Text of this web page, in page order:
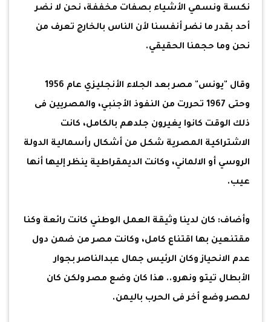
نكسة ونسمي الأشياء بصفات مخففة، نحن لا نضر
أحد بقدر ما نضر أنفسنا لأن الناس بالخارج تعرف من
نحن وما حجمنا الحقيقي.
وقال "يونس" مصر بعد الجلاء الأنجليزي عام 1956
وحتى 1967 تحررت من النفوذ الأجنبي، والمصريين فى
ذلك الوقت كانوا يغيرون جلدهم بالكامل، كانت
الاشتراكية المصرية شكل من أشكال رأسمالية الدولة
الروسي أو الالماني، وكانت الديمقراطية ينظر إليها أنها
عيب.
وأضاف: كان لدينا وثيقة العمل الوطني كانت رائعة وكنا
مقتنعين بها اقتناع كامل، وكانت مصر من ضمن دول
عدم الانحياز وكان الرئيس جمال عبدالناصر بجوار
الأبطال تيتو ونهرو.. هذا كان وضع مصر ولكن كان
لمصر وضع أخر فى الحرب باليمن.